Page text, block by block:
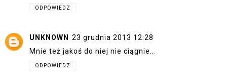
ODPOWIEDZ
UNKNOWN
23 grudnia 2013 12:28
Mnie też jakoś do niej nie ciągnie...
ODPOWIEDZ